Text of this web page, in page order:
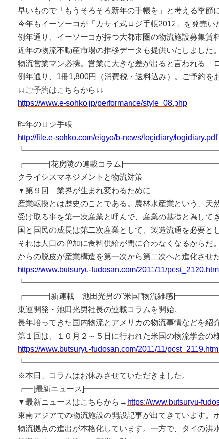
早いもので「もうそろそろ新年の手帳を」と考える季節
今年もイーソーコが「カサイ式ロジ手帳2012」を発売い
例年通り、イーソーコが持つ大都市圏の物流施設募集賃
近年の物流不動産市場の推移データも提供いたしました
物流営業マン必携。営業に大きな差が出ると言われる「
例年通り、1冊1,800円（消費税・送料込み）。ご予約を
↓↓ご予約はこちらから↓↓
https://www.e-sohko.jp/performance/style_08.php
昨年のロジ手帳
http://file.e-sohko.com/eigyo/b-news/logidiary/logidiary.pdf
┏━━━[花房陵の連載コラム
クライシスマネジメントと物流対策
▼第９回 業界が生まれ変わるために
産業転換とは歴史のことである。農林水産業という、天
受け取る事を第一次産業と呼んで、産業の基礎と為して
国と国民の成長は第二次産業として、製造流通を必要と
それは人口の増加に食料供給が間に合わなくなるからだ
からの脱皮が産業構造を第一次から第二次へと進化させ
https://www.butsuryu-fudosan.com/2011/11/
┏━━━[新連載 池田光男の”米国”物流雑感
東運開発・池田光男社長の連載コラムを開始。
長年培ってきた国内物流とアメリカの物流事情などを紹
第１回は、１０月２～５日に行われた米国の物流学会の
https://www.butsuryu-fudosan.com/2011/11/
※本日、コラムはお休みさせていただきました。
┏━[最新ニュース
▼最新ニュースはこちらから→ https://www.butsuryu-
東南アジアでの物流施設の開設記事が出てきています。
物流拠点の進出が本格化しています。一方で、タイの洪